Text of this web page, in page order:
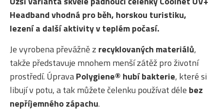
Headband vhodná pro běh, horskou turistiku,
lezení a další aktivity v teplém počasí.
Je vyrobena převážně z recyklovaných materiálů,
takže představuje mnohem menší zátěž pro životní
prostředí. ÚpravaPolygiene® hubí bakterie, které si
libují v potu, a tak můžete čelenku používat déle bez
nepříjemného zápachu.